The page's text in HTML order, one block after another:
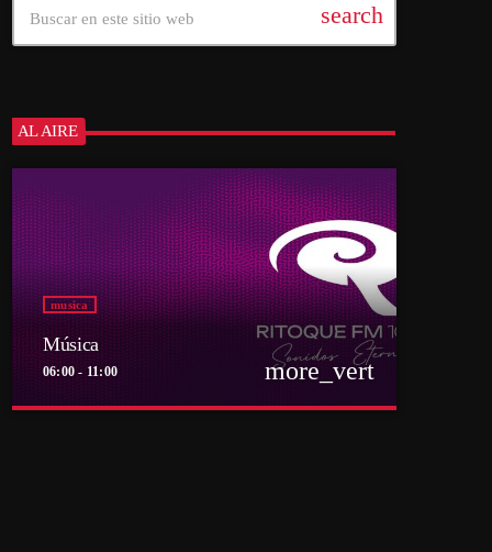
search
AL AIRE
musica
Música
06:00 - 11:00 more_vert